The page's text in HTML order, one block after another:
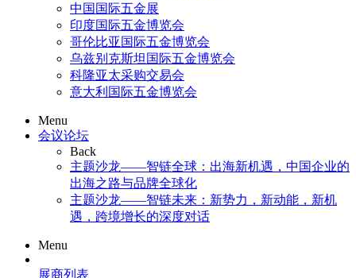
中国国际五金展
印度国际五金博览会
哥伦比亚国际五金博览会
乌兹别克斯坦国际五金博览会
科隆亚太采购交易会
意大利国际五金博览会
Menu
会议论坛
Back
主题沙龙——智链全球：出海新机遇，中国企业的
出海之路与品牌全球化
主题沙龙——智链未来：新势力，新动能，新机
遇，跨境增长的深度对话
Menu
展商列表